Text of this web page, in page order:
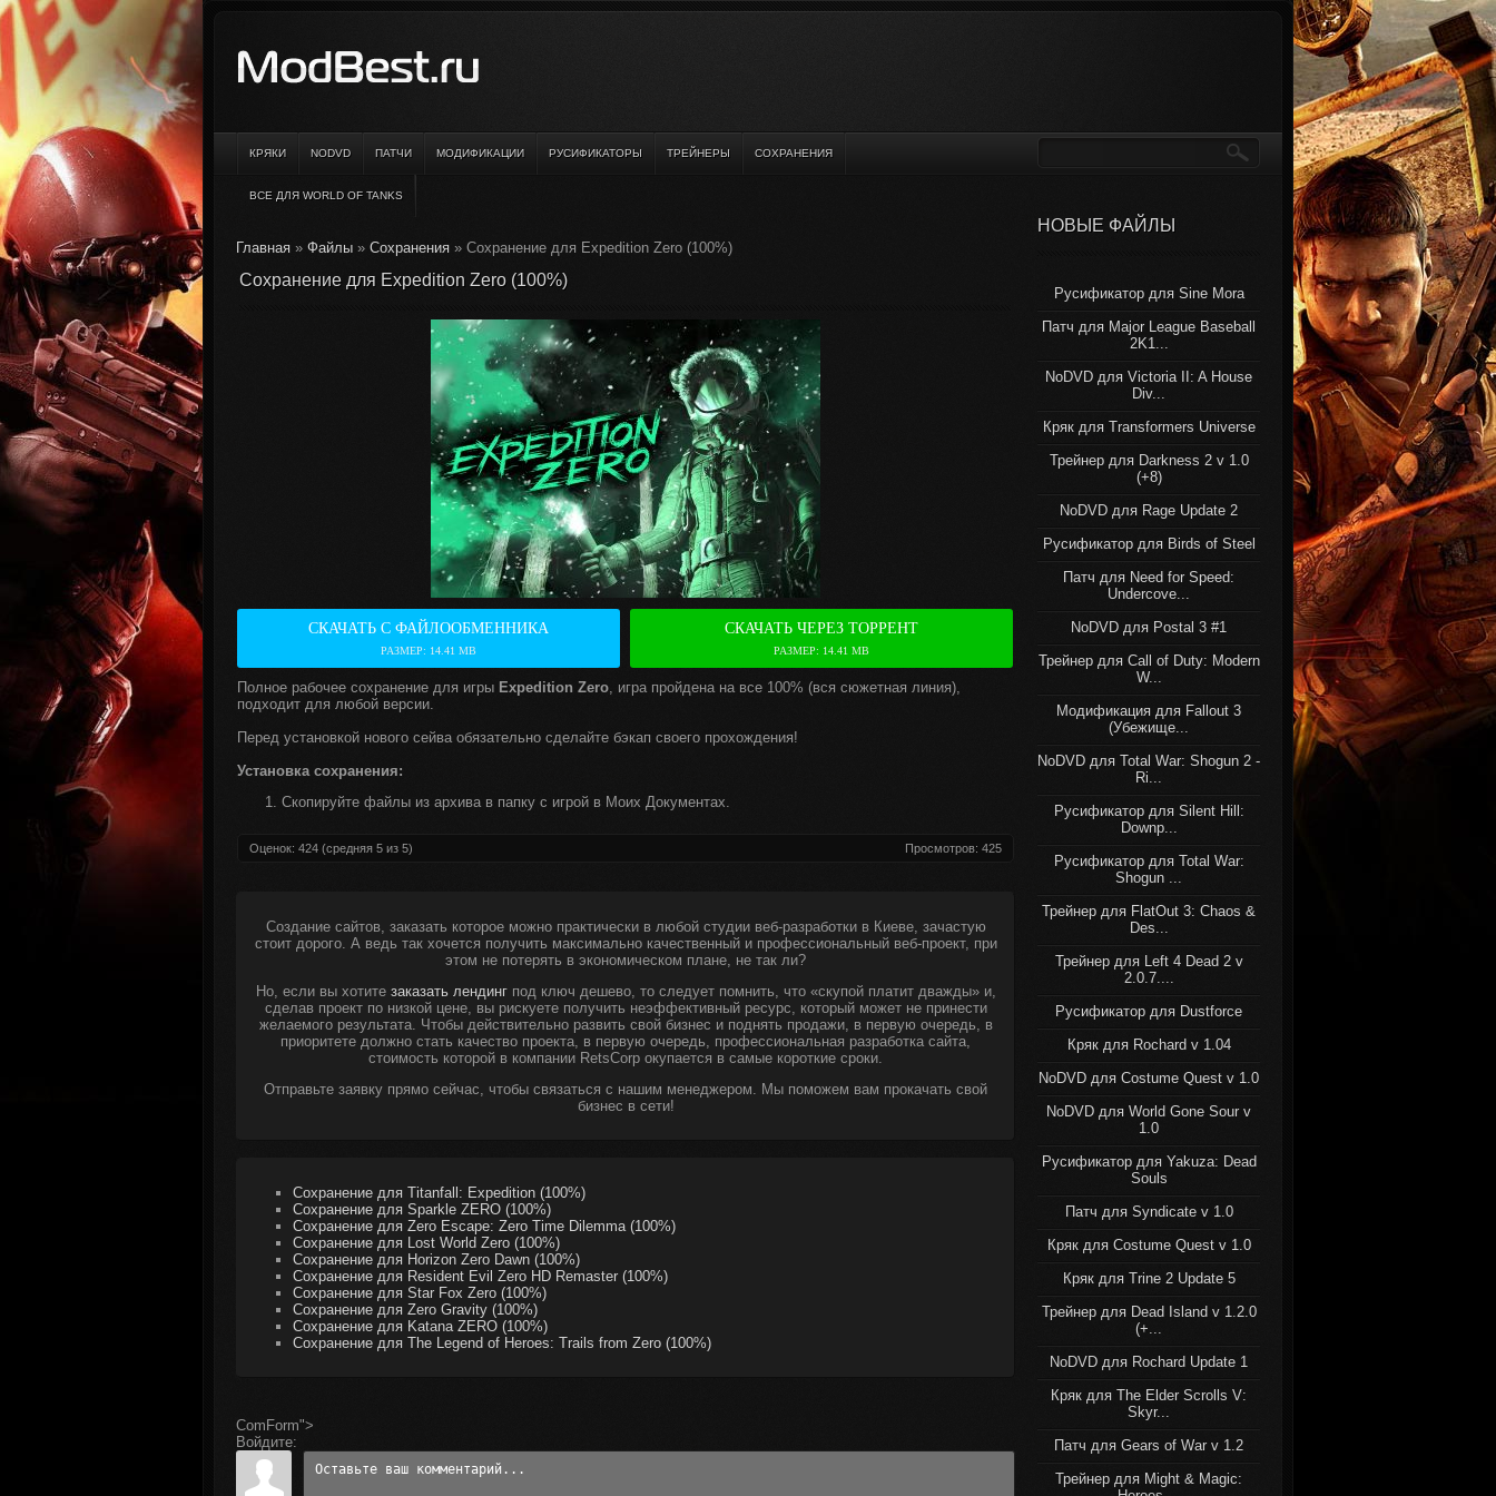
КРЯКИ NODVD ПАТЧИ МОДИФИКАЦИИ РУСИФИКАТОРЫ ТРЕЙНЕРЫ СОХРАНЕНИЯ
ВСЕ ДЛЯ WORLD OF TANKS
НОВЫЕ ФАЙЛЫ
Русификатор для Sine Mora
Патч для Major League Baseball
2K1...
NoDVD для Victoria II: A House
Div...
Кряк для Transformers Universe
Трейнер для Darkness 2 v 1.0
(+8)
NoDVD для Rage Update 2
Русификатор для Birds of Steel
Патч для Need for Speed:
Undercove...
NoDVD для Postal 3 #1
Трейнер для Call of Duty: Modern
W...
Модификация для Fallout 3
(Убежище...
NoDVD для Total War: Shogun 2 -
Ri...
Русификатор для Silent Hill:
Downp...
Русификатор для Total War:
Shogun ...
Трейнер для FlatOut 3: Chaos &
Des...
Трейнер для Left 4 Dead 2 v
2.0.7....
Русификатор для Dustforce
Кряк для Rochard v 1.04
NoDVD для Costume Quest v 1.0
NoDVD для World Gone Sour v
1.0
Русификатор для Yakuza: Dead
Souls
Патч для Syndicate v 1.0
Кряк для Costume Quest v 1.0
Кряк для Trine 2 Update 5
Трейнер для Dead Island v 1.2.0
(+...
NoDVD для Rochard Update 1
Кряк для The Elder Scrolls V:
Skyr...
Патч для Gears of War v 1.2
Трейнер для Might & Magic:
Главная » Файлы » Сохранения » Сохранение для Expedition Zero (100%)
Сохранение для Expedition Zero (100%)
СКАЧАТЬ С ФАЙЛООБМЕННИКА
РАЗМЕР: 14.41 MB
СКАЧАТЬ ЧЕРЕЗ ТОРРЕНТ
РАЗМЕР: 14.41 MB
Полное рабочее сохранение для игры Expedition Zero, игра пройдена на все 100% (вся сюжетная линия),
подходит для любой версии.
Перед установкой нового сейва обязательно сделайте бэкап своего прохождения!
Установка сохранения:
Скопируйте файлы из архива в папку с игрой в Моих Документах.
Просмотров: 425
Оценок: 424 (средняя 5 из 5)
Создание сайтов, заказать которое можно практически в любой студии веб-разработки в Киеве, зачастую
стоит дорого. А ведь так хочется получить максимально качественный и профессиональный веб-проект, при
этом не потерять в экономическом плане, не так ли?
Но, если вы хотите заказать лендингпод ключ дешево, то следует помнить, что «скупой платит дважды» и,
сделав проект по низкой цене, вы рискуете получить неэффективный ресурс, который может не принести
желаемого результата. Чтобы действительно развить свой бизнес и поднять продажи, в первую очередь, в
приоритете должно стать качество проекта, в первую очередь, профессиональная разработка сайта,
стоимость которой в компании RetsCorp окупается в самые короткие сроки.
Отправьте заявку прямо сейчас, чтобы связаться с нашим менеджером. Мы поможем вам прокачать свой
бизнес в сети!
Сохранение для Titanfall: Expedition (100%)
Сохранение для Sparkle ZERO (100%)
Сохранение для Zero Escape: Zero Time Dilemma (100%)
Сохранение для Lost World Zero (100%)
Сохранение для Horizon Zero Dawn (100%)
Сохранение для Resident Evil Zero HD Remaster (100%)
Сохранение для Star Fox Zero (100%)
Сохранение для Zero Gravity (100%)
Сохранение для Katana ZERO (100%)
Сохранение для The Legend of Heroes: Trails from Zero (100%)
ComForm">
Войдите: